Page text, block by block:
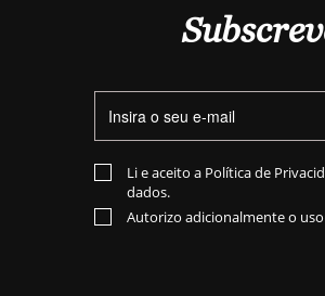
Li e aceito a Política de
dados.
Autorizo adicionalmente o